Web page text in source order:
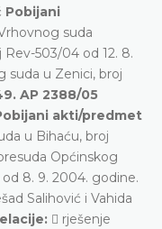
Pobijani
suda
503/04 od 12. 8.
suda u Zenici, broj
AP 2388/05
akti/predmet
u Bihaću, broj
Općinskog
8. 9. 2004. godine.
Salihović i Vahida
 rješenje